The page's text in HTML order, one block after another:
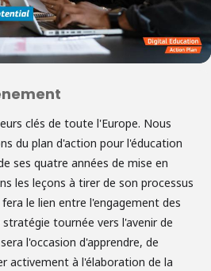
clés de toute l'Europe. Nous
du plan d'action pour l'éducation
ses quatre années de mise en
les leçons à tirer de son processus
le lien entre l'engagement des
tournée vers l'avenir de
l'occasion d'apprendre, de
activement à l'élaboration de la